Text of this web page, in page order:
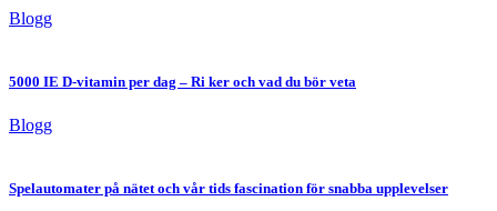
Blogg
5000 IE D-vitamin per dag – Ri ker och vad du bör veta
Blogg
Spelautomater på nätet och vår tids fascination för snabba upplevelser